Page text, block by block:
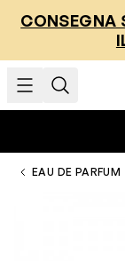
CONSEGNA
EAU DE PARFUM